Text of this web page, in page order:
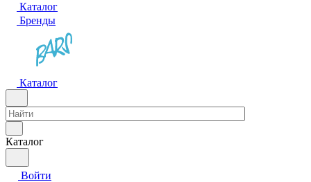
Каталог
Бренды
Каталог
Каталог
Войти